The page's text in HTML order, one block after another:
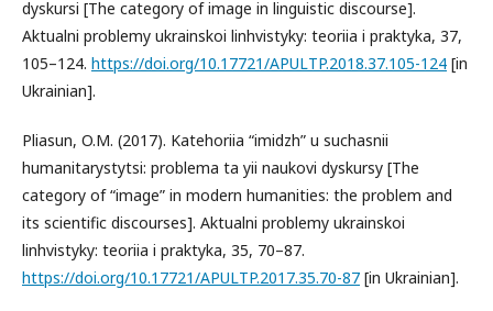
dyskursi [The category of image in linguistic discourse].
Aktualni problemy ukrainskoi linhvistyky: teoriia i praktyka, 37,
105–124. https://doi.org/10.17721/APULTP.2018.37.105-124 [in
Ukrainian].
Pliasun, O.M. (2017). Katehoriia “imidzh” u suchasnii
humanitarystytsi: problema ta yii naukovi dyskursy [The
category of “image” in modern humanities: the problem and
its scientific discourses]. Aktualni problemy ukrainskoi
linhvistyky: teoriia i praktyka, 35, 70–87.
https://doi.org/10.17721/APULTP.2017.35.70-87 [in Ukrainian].